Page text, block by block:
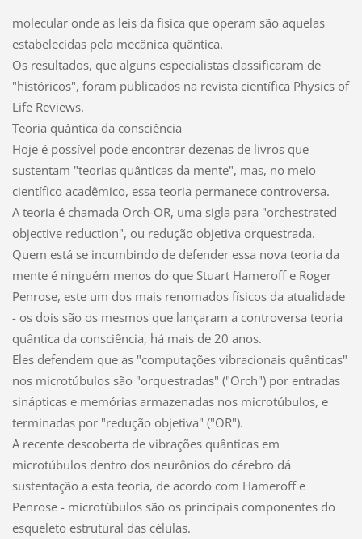
molecular onde as leis da física que operam são aquelas
estabelecidas pela mecânica quântica.
Os resultados, que alguns especialistas classificaram de
"históricos", foram publicados na revista científica Physics of
Life Reviews.
Teoria quântica da consciência
Hoje é possível pode encontrar dezenas de livros que
sustentam "teorias quânticas da mente", mas, no meio
científico acadêmico, essa teoria permanece controversa.
A teoria é chamada Orch-OR, uma sigla para "orchestrated
objective reduction", ou redução objetiva orquestrada.
Quem está se incumbindo de defender essa nova teoria da
mente é ninguém menos do que Stuart Hameroff e Roger
Penrose, este um dos mais renomados físicos da atualidade
- os dois são os mesmos que lançaram a controversa teoria
quântica da consciência, há mais de 20 anos.
Eles defendem que as "computações vibracionais quânticas"
nos microtúbulos são "orquestradas" ("Orch") por entradas
sinápticas e memórias armazenadas nos microtúbulos, e
terminadas por "redução objetiva" ("OR").
A recente descoberta de vibrações quânticas em
microtúbulos dentro dos neurônios do cérebro dá
sustentação a esta teoria, de acordo com Hameroff e
Penrose - microtúbulos são os principais componentes do
esqueleto estrutural das células.